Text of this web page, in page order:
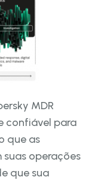
MDR
confiável para
que as
operações
que sua